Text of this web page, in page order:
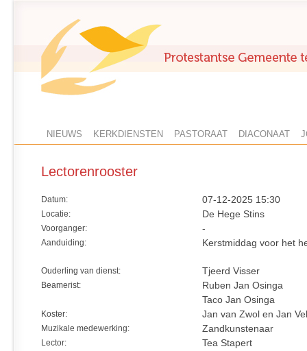
NIEUWS KERKDIENSTEN PASTORAAT DIACONAAT
Lectorenrooster
Datum: 07-12-2025 15:30
Locatie: De Hege Stins
Voorganger: -
Aanduiding: Kerstmiddag voor het
Ouderling van dienst: Tjeerd Visser
Beamerist:
Ruben Jan Osinga
Taco Jan Osinga
Koster: Jan van Zwol en Jan
Muzikale medewerking: Zandkunstenaar
Lector: Tea Stapert